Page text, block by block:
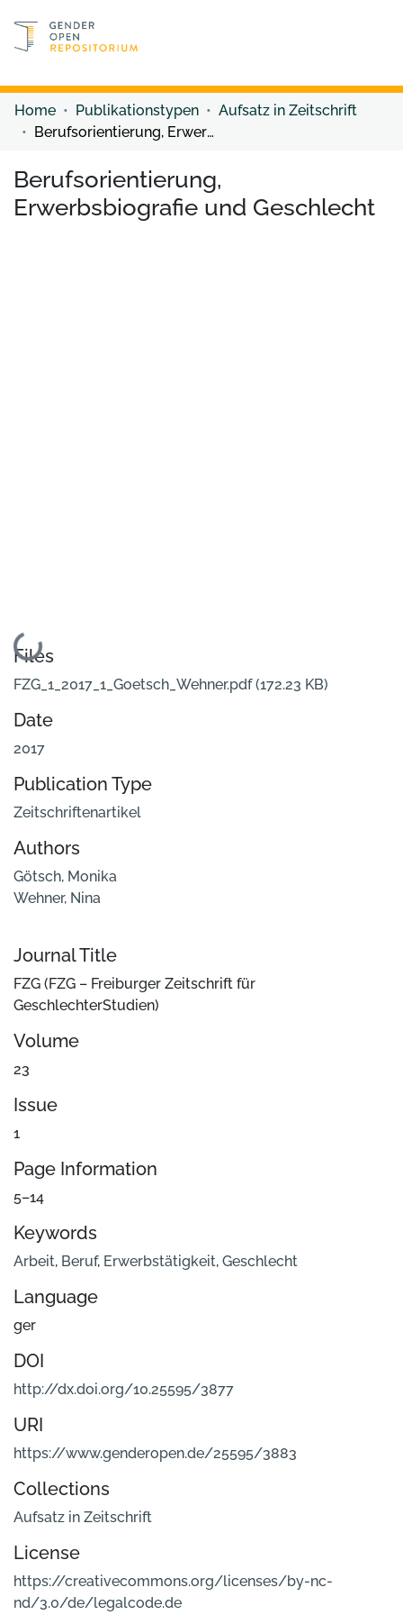
Discover content
Home Publikationstypen
Aufsatz in Zeitschrift
Berufsorientierung, Erwerbsbiografie und Geschlecht
Berufsorientierung,
Erwerbsbiografie und Geschlecht
Loading...
Files
FZG_1_2017_1_Goetsch_Wehner.pdf(172.23 KB)
Date
2017
Publication Type
Zeitschriftenartikel
Authors
Götsch, Monika
Wehner, Nina
Journal Title
FZG (FZG – Freiburger Zeitschrift für
GeschlechterStudien)
Volume
23
Issue
1
Page Information
5–14
Keywords
Arbeit, Beruf, Erwerbstätigkeit, Geschlecht
Language
ger
DOI
http://dx.doi.org/10.25595/3877
URI
https://www.genderopen.de/25595/3883
Collections
Aufsatz in Zeitschrift
License
https://creativecommons.org/licenses/by-nc-
nd/3.0/de/legalcode.de